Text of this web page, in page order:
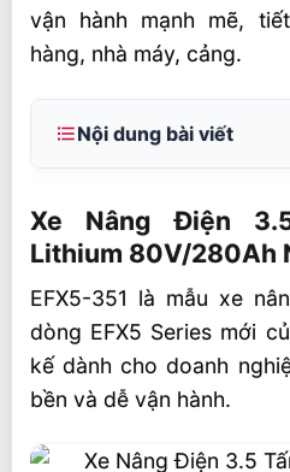
vận hành mạnh mẽ,
hàng, nhà máy, cảng.
Nội dung bài viết
80V/280Ah Nâng 4.5 m
Pin Lithium-ion
kiệm
Ưu điểm vượt trội
Thông số kỹ
EFX5-351 Lithium
Hiệu suất và ứng
Xe Nâng Điện
Lithium 80V/280Ah
EFX5-351 là mẫu xe
dòng EFX5 Series mới
kế dành cho doanh
bền và dễ vận hành.